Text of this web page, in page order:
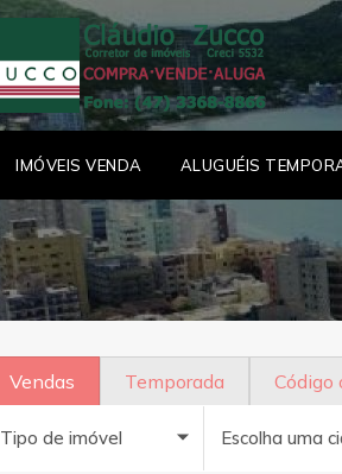
IMÓVEIS VENDA ALUGUÉIS
Vendas Temporada Código
Tipo de imóvel Escolha uma